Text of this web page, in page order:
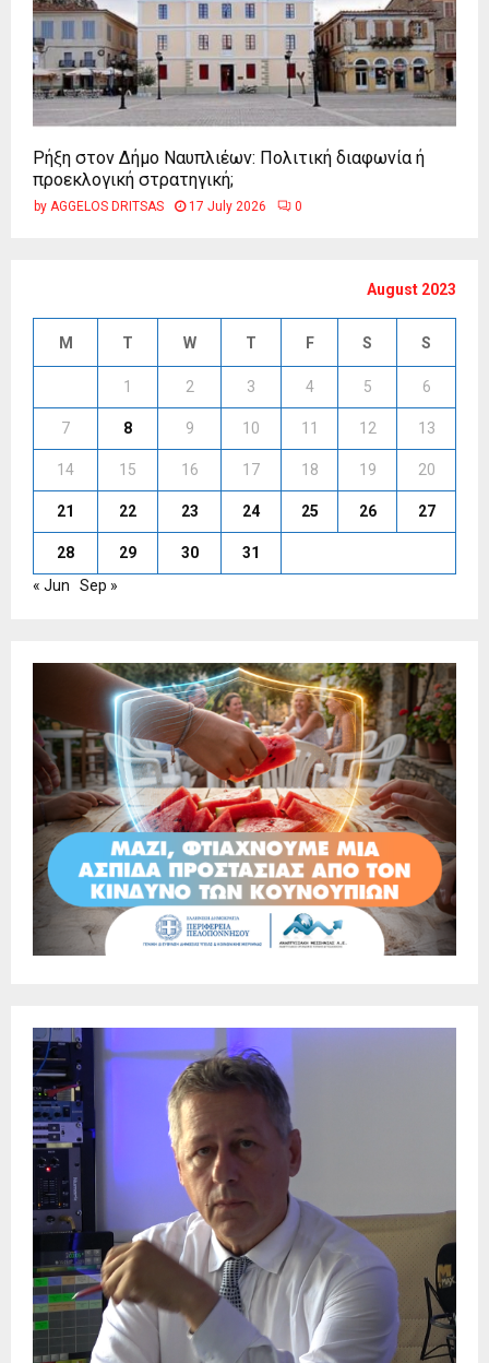
Ρήξη στον Δήμο Ναυπλιέων: Πολιτική διαφωνία ή
προεκλογική στρατηγική;
by AGGELOS DRITSAS 17 July 2026 0
August 2023
M T W T F S S
1 2 3 4 5 6
7 8 9 10 11 12 13
14 15 16 17 18 19 20
21 22 23 24 25 26 27
28 29 30
31
« Jun
Sep »